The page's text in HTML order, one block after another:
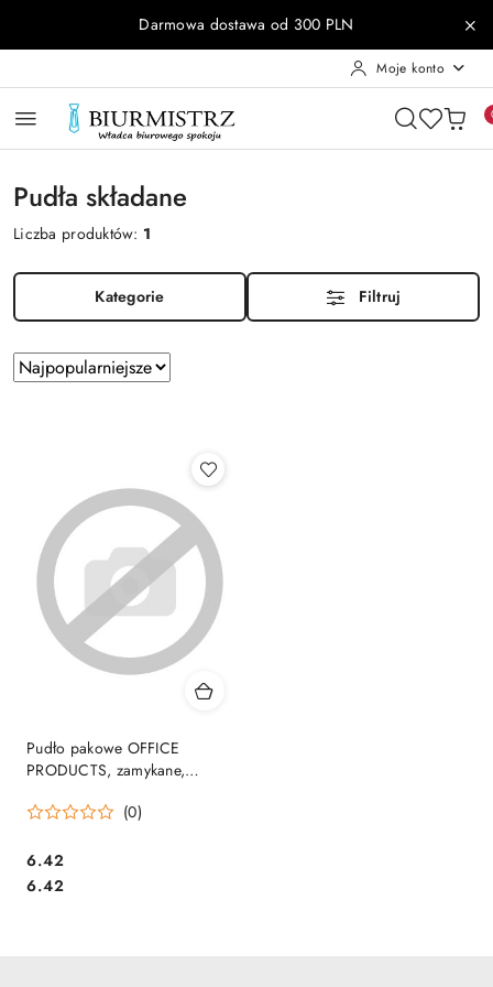
Przejdź do treści głównej
Przejdź do wyszukiwarki
Przejdź do moje konto
Przejdź do menu głównego
Przejdź do stopkiDarmowa dostawa od 300 PLN
Moje konto
Pudła składane
Liczba produktów: 1
Kategorie Filtruj
Zastosowano
sortowanie:
Sortuj
według
Pudło pakowe OFFICE
PRODUCTS, zamykane,
szare, 15052511-10
(0)
Cena:
6.42
Cena:
6.42